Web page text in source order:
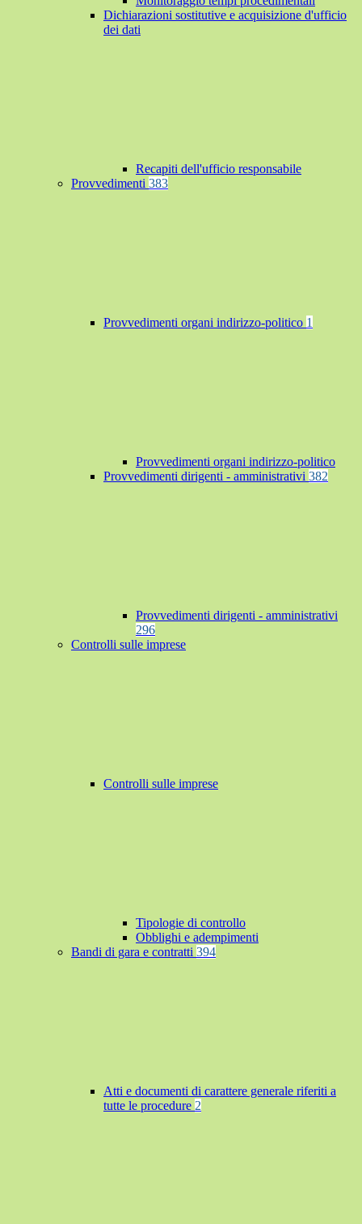
Dichiarazioni sostitutive e acquisizione d'ufficio
dei dati
Recapiti dell'ufficio responsabile
Provvedimenti 383
Provvedimenti organi indirizzo-politico 1
Provvedimenti organi indirizzo-politico
Provvedimenti dirigenti - amministrativi 382
Provvedimenti dirigenti - amministrativi
296
Controlli sulle imprese
Controlli sulle imprese
Tipologie di controllo
Obblighi e adempimenti
Bandi di gara e contratti 394
Atti e documenti di carattere generale riferiti a
tutte le procedure 2